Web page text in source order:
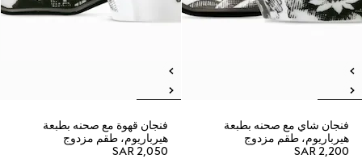
فنجان شاي مع صحنه بطبعة
هيرباريوم، طقم مزدوج
SAR 2,200
فنجان قهوة مع صحنه بطبعة
هيرباريوم، طقم مزدوج
SAR 2,050